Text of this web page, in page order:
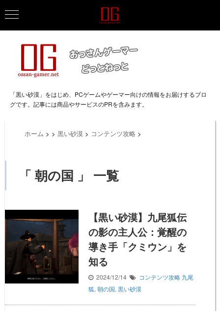
「黒い砂漠」をはじめ、PCゲームやゲーマー向けの情報をお届けするブロ
グです。記事には商品やサービスのPRを含みます。
ホーム > > 黒い砂漠 > コンテンツ攻略 >
「 朝の国 」 一覧
【黒い砂漠】九尾狐伝
の影の主人公：覚醒の
導き手「クミウン」を
知る
2024/12/14 コンテンツ攻略 九尾
狐, 朝の国, 黒い砂漠